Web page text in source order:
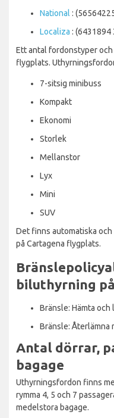
National :
Localiza : (6431894
Ett antal fordonstyper
flygplats.
7-sitsig minibuss
Kompakt
Ekonomi
Storlek
Mellanstor
Lyx
Mini
SUV
Det finns automatiska
på Cartagena flygplats.
biluthyrning
Bränsle: Hämta
Bränsle: Återlämna
Antal dörrar,
bagage
Uthyrningsfordon finns
rymma 4, 5 och 7
medelstora bagage.